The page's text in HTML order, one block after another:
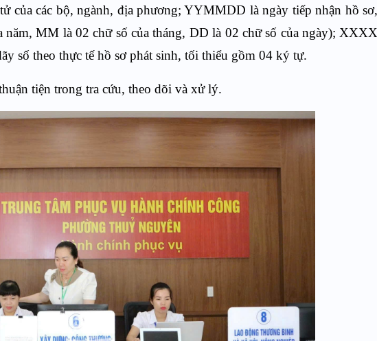
các bộ, ngành, địa phương; YYMMDD là ngày tiếp nhận hồ sơ,
MM là 02 chữ số của tháng, DD là 02 chữ số của ngày); XXXX
số theo thực tế hồ sơ phát sinh, tối thiểu gồm 04 ký tự.
tiện trong tra cứu, theo dõi và xử lý.